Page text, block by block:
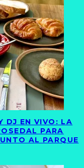
DJ EN VIVO: LA
PARA
AL PARQUE